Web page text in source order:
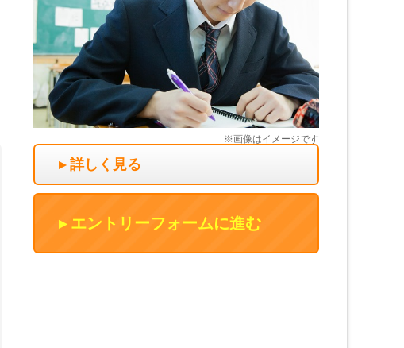
詳しく見る
エントリーフォームに進む